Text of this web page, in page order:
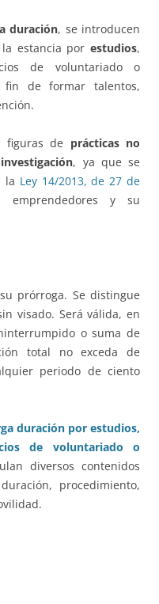
duración, se introducen
estancia por estudios,
de voluntariado o
fin de formar talentos,
de prácticas no
, ya que se
la Ley 14/2013, de 27 de
y su
prórroga. Se distingue
visado. Será válida, en
o suma de
total no exceda de
periodo de ciento
duración por estudios,
de voluntariado o
diversos contenidos
procedimiento,